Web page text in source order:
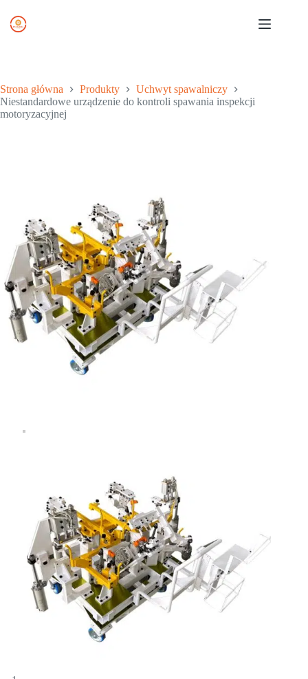
treści
Strona główna Produkty
Uchwyt spawalniczy
Niestandardowe urządzenie do kontroli spawania inspekcji
motoryzacyjnej